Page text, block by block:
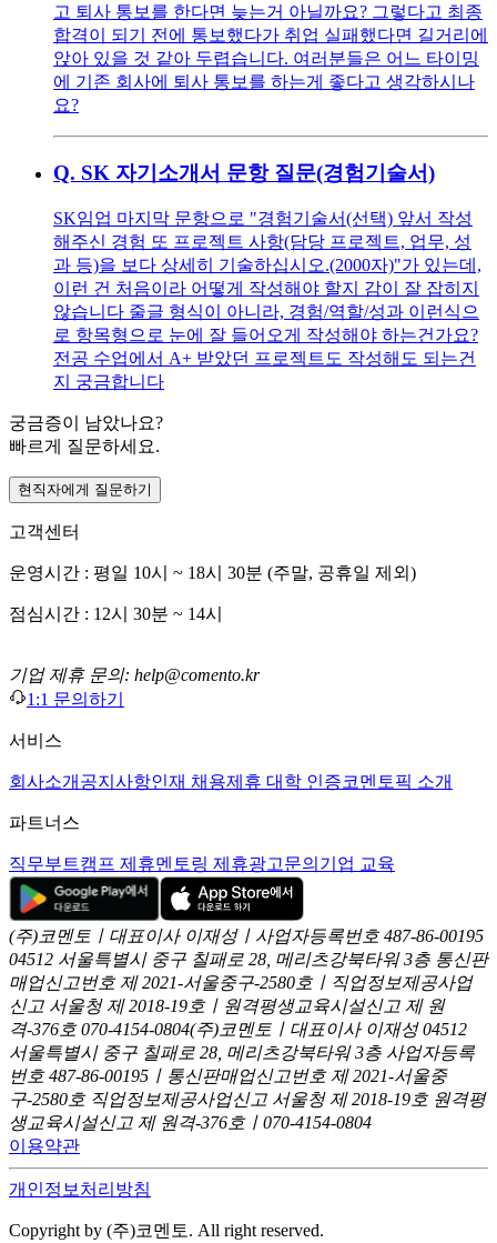
고 퇴사 통보를 한다면 늦는거 아닐까요? 그렇다고 최종
합격이 되기 전에 통보했다가 취업 실패했다면 길거리에
앉아 있을 것 같아 두렵습니다. 여러분들은 어느 타이밍
에 기존 회사에 퇴사 통보를 하는게 좋다고 생각하시나
요?
Q. SK 자기소개서 문항 질문(경험기술서)
SK임업 마지막 문항으로 "경험기술서(선택) 앞서 작성
해주신 경험 또 프로젝트 사항(담당 프로젝트, 업무, 성
과 등)을 보다 상세히 기술하십시오.(2000자)"가 있는데,
이런 건 처음이라 어떻게 작성해야 할지 감이 잘 잡히지
않습니다 줄글 형식이 아니라, 경험/역할/성과 이런식으
로 항목형으로 눈에 잘 들어오게 작성해야 하는건가요?
전공 수업에서 A+ 받았던 프로젝트도 작성해도 되는건
지 궁금합니다
궁금증이 남았나요?
빠르게 질문하세요.
현직자에게 질문하기
고객센터
운영시간 : 평일 10시 ~ 18시 30분 (주말, 공휴일 제외)
점심시간 : 12시 30분 ~ 14시
기업 제휴 문의: help@comento.kr
1:1 문의하기
서비스
회사소개 공지사항인재 채용제휴 대학 인증코멘토픽 소개
파트너스
직무부트캠프 제휴멘토링 제휴광고문의 기업 교육
(주)코멘토ㅣ대표이사 이재성ㅣ사업자등록번호 487-86-00195
04512 서울특별시 중구 칠패로 28, 메리츠강북타워 3층 통신판
매업신고번호 제 2021-서울중구-2580호ㅣ직업정보제공사업
신고 서울청 제 2018-19호ㅣ원격평생교육시설신고 제 원
격-376호 070-4154-0804(주)코멘토ㅣ대표이사 이재성 04512
서울특별시 중구 칠패로 28, 메리츠강북타워 3층 사업자등록
번호 487-86-00195ㅣ통신판매업신고번호 제 2021-서울중
구-2580호 직업정보제공사업신고 서울청 제 2018-19호 원격평
생교육시설신고 제 원격-376호ㅣ070-4154-0804
이용약관
개인정보처리방침
Copyright by (주)코멘토. All right reserved.